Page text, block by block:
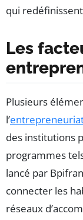
qui
Les
Plusieurs
l’
des institutions
programmes
lancé par
connecter les
réseaux